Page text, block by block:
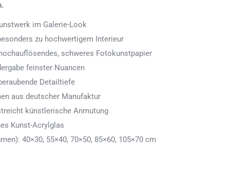
im Galerie-Look
zu hochwertigem Interieur
schweres Fotokunstpapier
feinster Nuancen
Detailtiefe
aus deutscher Manufaktur
künstlerische Anmutung
Kunst-Acrylglas
40×30, 55×40, 70×50, 85×60, 105×70 cm